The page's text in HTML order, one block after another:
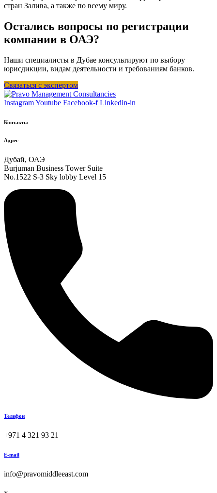
стран Залива, а также по всему миру.
Остались вопросы по регистрации
компании в ОАЭ?
Наши специалисты в Дубае консультируют по выбору
юрисдикции, видам деятельности и требованиям банков.
Связаться с экспертом
InstagramYoutube Facebook-f Linkedin-in
Контакты
Адрес
Дубай, ОАЭ
Burjuman Business Tower Suite
No.1522 S-3 Sky lobby Level 15
Телефон
+971 4 321 93 21
E-mail
info@pravomiddleeast.com